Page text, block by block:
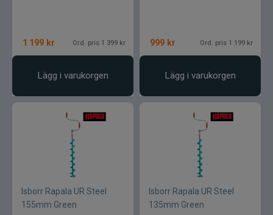
1 199 kr Ord. pris 1 399 kr
Lägg i varukorgen
999 kr Ord. pris 1 199 kr
Lägg i varukorgen
Isborr Rapala UR Steel
155mm Green
Isborr Rapala UR Steel
135mm Green